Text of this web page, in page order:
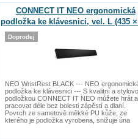
CONNECT IT NEO ergonomická
podložka ke klávesnici, vel. L (435
NEO WristRest BLACK --- NEO
podložka ke klávesnici --- S kvalitní a
podložkou CONNECT IT NEO můžete hrát a
pracovat déle bez bolesti zápěstí a dlaní.
Povrch ze sametově měkké PU kůže, ze
kterého je podložka vyrobena, snižuje úna
Doprodej